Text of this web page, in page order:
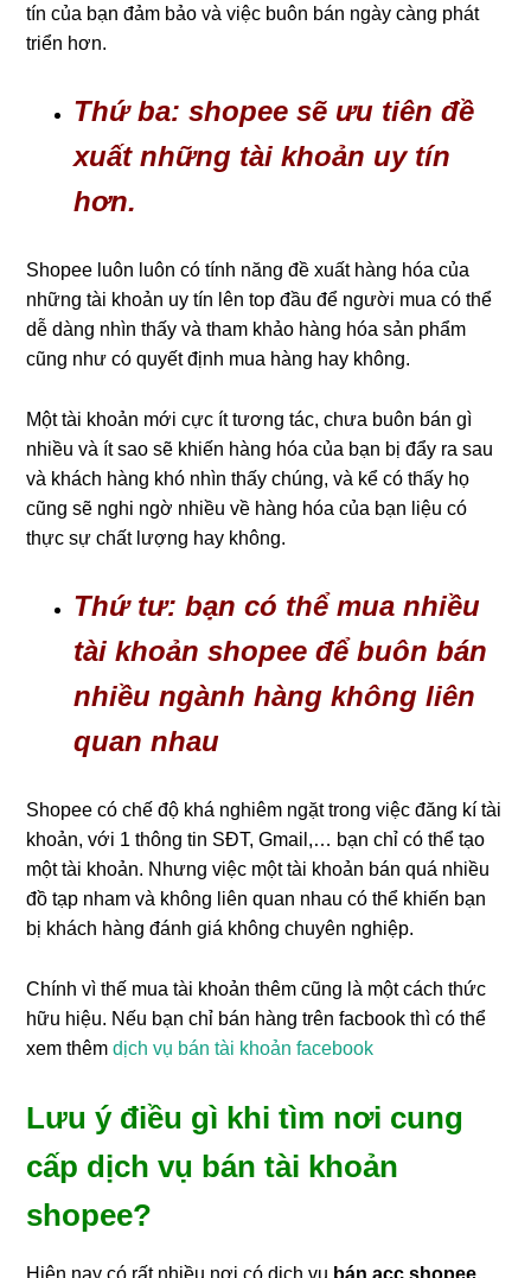
tín của bạn đảm bảo và việc buôn bán ngày càng phát
triển hơn.
Thứ ba: shopee sẽ ưu tiên đề
xuất những tài khoản uy tín
hơn.
Shopee luôn luôn có tính năng đề xuất hàng hóa của
những tài khoản uy tín lên top đầu để người mua có thể
dễ dàng nhìn thấy và tham khảo hàng hóa sản phẩm
cũng như có quyết định mua hàng hay không.
Một tài khoản mới cực ít tương tác, chưa buôn bán gì
nhiều và ít sao sẽ khiến hàng hóa của bạn bị đẩy ra sau
và khách hàng khó nhìn thấy chúng, và kể có thấy họ
cũng sẽ nghi ngờ nhiều về hàng hóa của bạn liệu có
thực sự chất lượng hay không.
Thứ tư: bạn có thể mua nhiều
tài khoản shopee để buôn bán
nhiều ngành hàng không liên
quan nhau
Shopee có chế độ khá nghiêm ngặt trong việc đăng kí tài
khoản, với 1 thông tin SĐT, Gmail,… bạn chỉ có thể tạo
một tài khoản. Nhưng việc một tài khoản bán quá nhiều
đồ tạp nham và không liên quan nhau có thể khiến bạn
bị khách hàng đánh giá không chuyên nghiệp.
Chính vì thế mua tài khoản thêm cũng là một cách thức
hữu hiệu. Nếu bạn chỉ bán hàng trên facbook thì có thể
xem thêmdịch vụ bán tài khoản facebook
Lưu ý điều gì khi tìm nơi cung
cấp dịch vụ bán tài khoản
shopee?
Hiện nay có rất nhiều nơi có dịch vụ bán acc shopee,